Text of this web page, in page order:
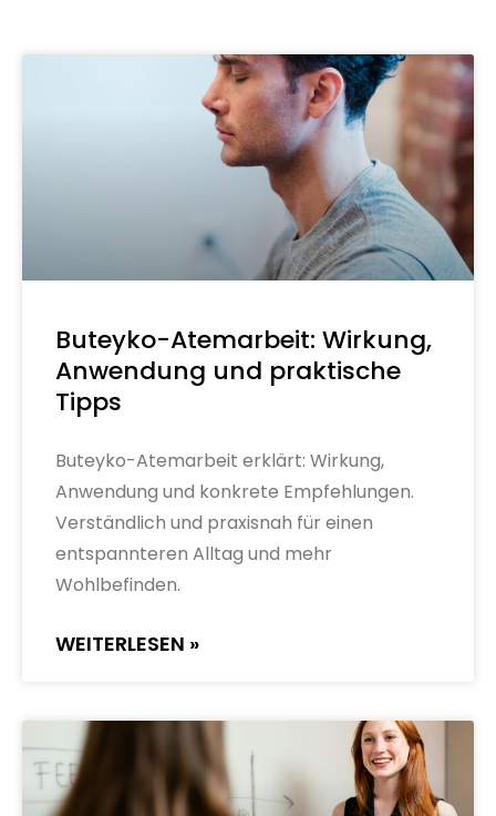
Buteyko-Atemarbeit: Wirkung,
Anwendung und praktische
Tipps
Buteyko-Atemarbeit erklärt: Wirkung,
Anwendung und konkrete Empfehlungen.
Verständlich und praxisnah für einen
entspannteren Alltag und mehr
Wohlbefinden.
WEITERLESEN »